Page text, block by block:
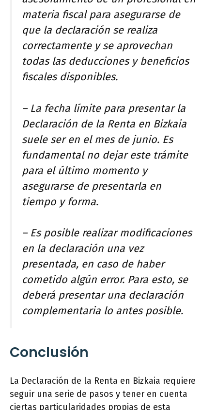
materia fiscal para asegurarse de
que la declaración se realiza
correctamente y se aprovechan
todas las deducciones y beneficios
fiscales disponibles.
– La fecha límite para presentar la
Declaración de la Renta en Bizkaia
suele ser en el mes de junio. Es
fundamental no dejar este trámite
para el último momento y
asegurarse de presentarla en
tiempo y forma.
– Es posible realizar modificaciones
en la declaración una vez
presentada, en caso de haber
cometido algún error. Para esto, se
deberá presentar una declaración
complementaria lo antes posible.
Conclusión
La Declaración de la Renta en Bizkaia requiere
seguir una serie de pasos y tener en cuenta
ciertas particularidades propias de esta